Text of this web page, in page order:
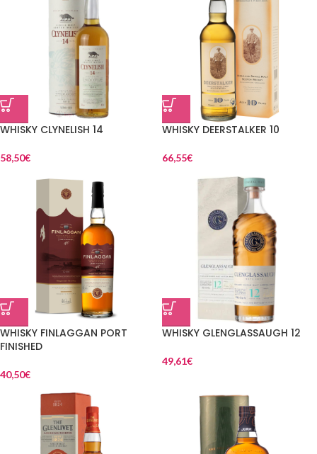
WHISKY CLYNELISH 14
58,50€
WHISKY DEERSTALKER 10
66,55€
WHISKY FINLAGGAN PORT
FINISHED
40,50€
WHISKY GLENGLASSAUGH 12
49,61€